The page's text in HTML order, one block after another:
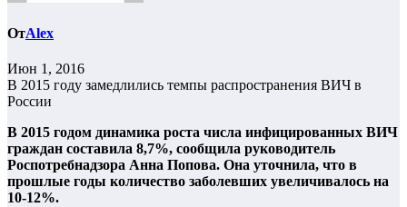
ОтAlex
Июн 1, 2016
В 2015 году замедлились темпы распространения ВИЧ в
России
В 2015 годом динамика роста числа инфицированных ВИЧ
граждан составила 8,7%, сообщила руководитель
Роспотребнадзора Анна Попова. Она уточнила, что в
прошлые годы количество заболевших увеличивалось на
10-12%.